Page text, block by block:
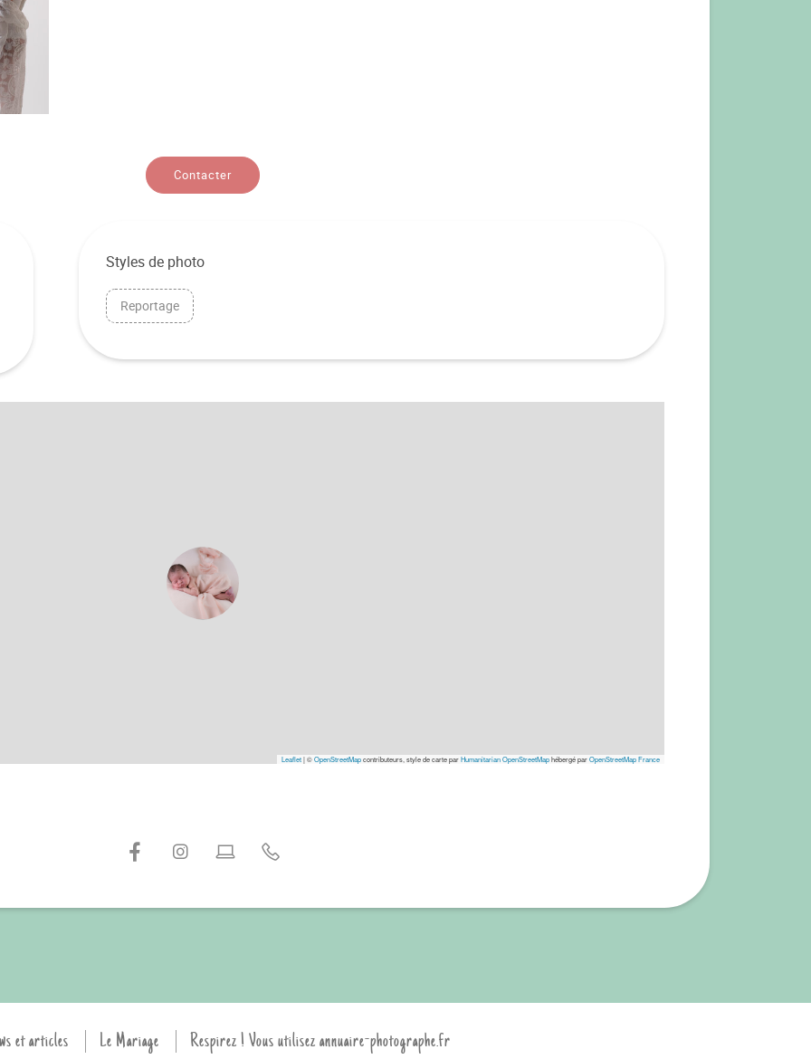
Contacter
Styles de photo
Reportage
Leaflet|©OpenStreetMapcontributeurs, style de carte parHumanitarian OpenStreetMaphébergé parOpenStreetMap France
et articles Le Mariage Respirez ! Vous utilisez annuaire-photographe.fr